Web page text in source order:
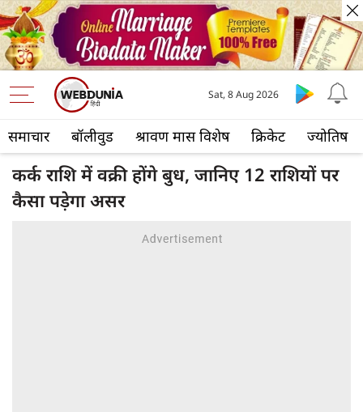
समाचार बॉलीवुड श्रावण मास विशेष क्रिकेट ज्योतिष
Sat, 8 Aug 2026
कर्क राशि में वक्री होंगे बुध, जानिए 12 राशियों पर
कैसा पड़ेगा असर